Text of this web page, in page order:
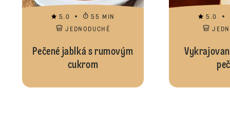
5.0
55 MIN
JEDNODUCHÉ
Pečené jablká s rumovým
cukrom
5.0